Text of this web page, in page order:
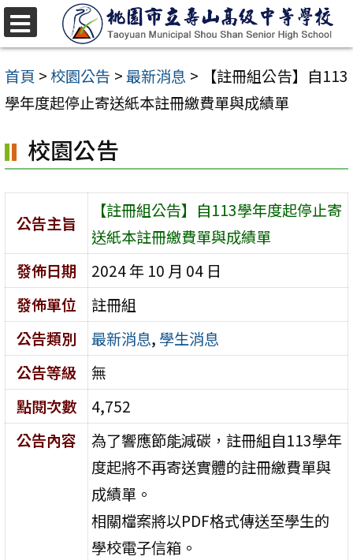
跳
至
主
要
容
區
首頁 >校園公告 >最新消息 >
【註冊組公告】自113
學年度起停止寄送紙本註冊繳費單與成績單
校園公告
公告主旨
【註冊組公告】自113學年度起停止寄
送紙本註冊繳費單與成績單
發佈日期
2024 年 10 月 04 日
發佈單位
註冊組
公告類別
最新消息, 學生消息
公告等級
無
點閱次數
4,752
公告內容
為了響應節能減碳，註冊組自113學年
度起將不再寄送實體的註冊繳費單與
成績單。
相關檔案將以PDF格式傳送至學生的
學校電子信箱。
選
單